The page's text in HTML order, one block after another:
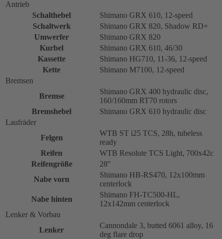
Antrieb
Schalthebel
Shimano GRX 610, 12-speed
Schaltwerk
Shimano GRX 820, Shadow RD+
Umwerfer
Shimano GRX 820
Kurbel
Shimano GRX 610, 46/30
Kassette
Shimano HG710, 11-36, 12-speed
Kette
Shimano M7100, 12-speed
Bremsen
Bremse
Shimano GRX 400 hydraulic disc,
160/160mm RT70 rotors
Bremshebel
Shimano GRX 610 hydraulic disc
Laufräder
Felgen
WTB ST i25 TCS, 28h, tubeless
ready
Reifen
WTB Resolute TCS Light, 700x42c
Reifengröße
28''
Nabe vorn
Shimano HB-RS470, 12x100mm
centerlock
Nabe hinten
Shimano FH-TC500-HL,
12x142mm centerlock
Lenker & Vorbau
Lenker
Cannondale 3, butted 6061 alloy, 16
deg flare drop